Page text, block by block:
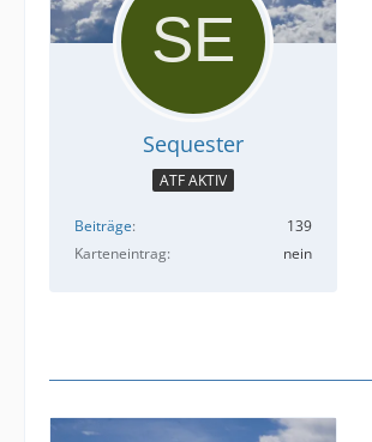
Sequester
ATF AKTIV
Beiträge
139
Karteneintrag
nein